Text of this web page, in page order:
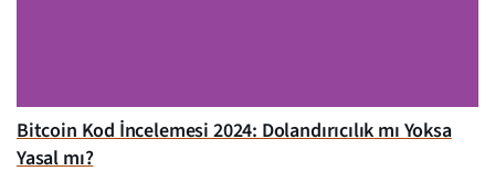
Bitcoin Kod İncelemesi 2024: Dolandırıcılık mı Yoksa
Yasal mı?